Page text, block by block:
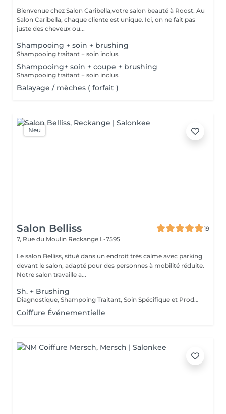
Bienvenue chez Salon Caribella,votre salon beauté à Roost. Au
Salon Caribella, chaque cliente est unique. Ici, on ne fait pas
juste des cheveux ou...
Shampooing + soin + brushing
Shampooing traitant + soin inclus.
Shampooing+ soin + coupe + brushing
Shampooing traitant + soin inclus.
Balayage / mèches ( forfait )
Neu
Salon Belliss
19
7, Rue du Moulin Reckange L-7595
Le salon Belliss, situé dans un endroit très calme avec parking
devant le salon, adapté pour des personnes à mobilité réduite.
Notre salon travaille a...
Sh. + Brushing
Diagnostique, Shampoing Traitant, Soin Spécifique et Produits Coiffants inclus
Coiffure Événementielle